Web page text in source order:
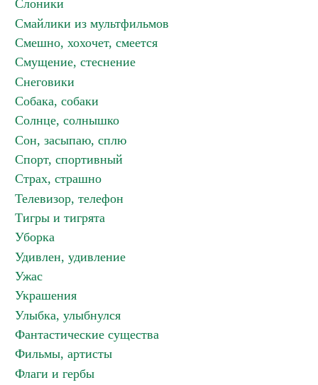
Слоники
Смайлики из мультфильмов
Смешно, хохочет, смеется
Смущение, стеснение
Снеговики
Собака, собаки
Солнце, солнышко
Сон, засыпаю, сплю
Спорт, спортивный
Страх, страшно
Телевизор, телефон
Тигры и тигрята
Уборка
Удивлен, удивление
Ужас
Украшения
Улыбка, улыбнулся
Фантастические существа
Фильмы, артисты
Флаги и гербы